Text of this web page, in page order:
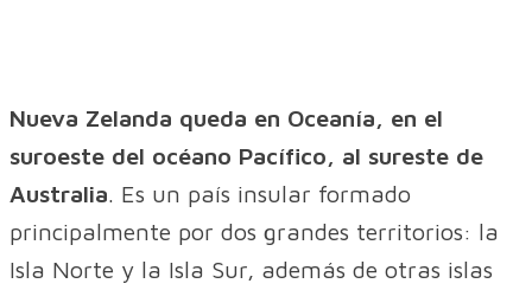
Nueva Zelanda queda en Oceanía, en el
suroeste del océano Pacífico, al sureste de
Australia. Es un país insular formado
principalmente por dos grandes territorios: la
Isla Norte y la Isla Sur, además de otras islas